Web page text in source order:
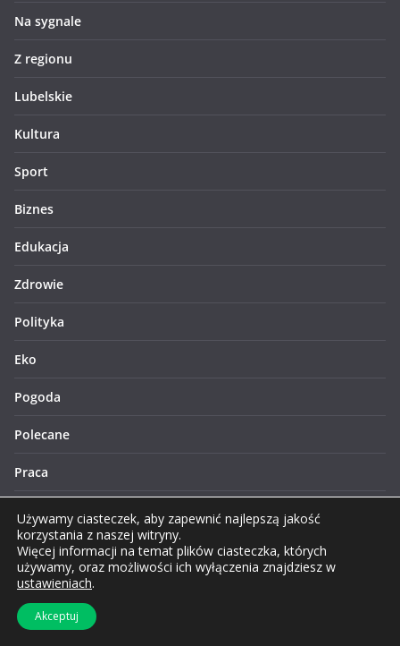
Na sygnale
Z regionu
Lubelskie
Kultura
Sport
Biznes
Edukacja
Zdrowie
Polityka
Eko
Pogoda
Polecane
Praca
Rolnictwo
Nieruchomości
Motoryzacja
Historia
Używamy ciasteczek, aby zapewnić najlepszą jakość
korzystania z naszej witryny.
Więcej informacji na temat plików ciasteczka, których
używamy, oraz możliwości ich wyłączenia znajdziesz w
ustawieniach.
Akceptuj